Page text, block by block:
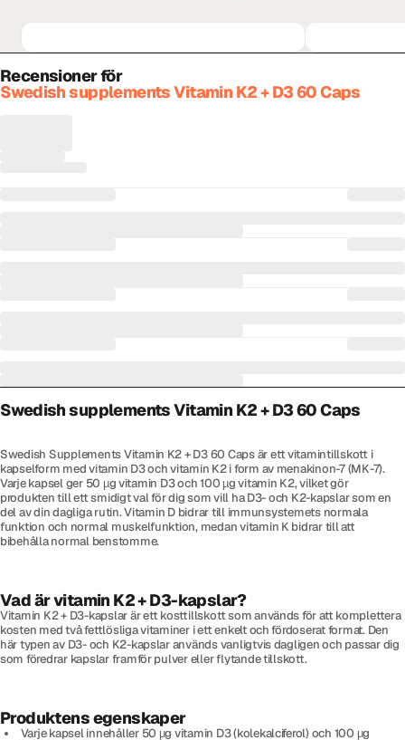
Recensioner för
Swedish supplements Vitamin K2 + D3 60 Caps
Swedish supplements Vitamin K2 + D3 60 Caps
Swedish Supplements Vitamin K2 + D3 60 Caps är ett vitamintillskott i
kapselform med vitamin D3 och vitamin K2 i form av menakinon-7 (MK-7).
Varje kapsel ger 50 µg vitamin D3 och 100 µg vitamin K2, vilket gör
produkten till ett smidigt val för dig som vill ha D3- och K2-kapslar som en
del av din dagliga rutin. Vitamin D bidrar till immunsystemets normala
funktion och normal muskelfunktion, medan vitamin K bidrar till att
bibehålla normal benstomme.
Vad är vitamin K2 + D3-kapslar?
Vitamin K2 + D3-kapslar är ett kosttillskott som används för att komplettera
kosten med två fettlösliga vitaminer i ett enkelt och fördoserat format. Den
här typen av D3- och K2-kapslar används vanligtvis dagligen och passar dig
som föredrar kapslar framför pulver eller flytande tillskott.
Produktens egenskaper
Varje kapsel innehåller 50 µg vitamin D3 (kolekalciferol) och 100 µg